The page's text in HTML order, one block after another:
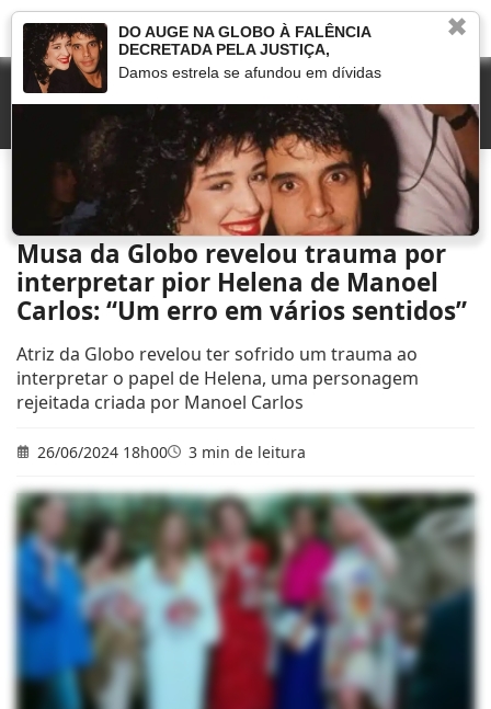
»
Musa da Globo revelou trauma por interpretar pior Helena de
Manoel Carlos: “Um erro em vários sentidos”
Musa da Globo revelou trauma por
interpretar pior Helena de Manoel
Carlos: “Um erro em vários sentidos”
Atriz da Globo revelou ter sofrido um trauma ao
interpretar o papel de Helena, uma personagem
rejeitada criada por Manoel Carlos
26/06/2024 18h00 3 min de leitura
✖
DO AUGE NA GLOBO À FALÊNCIA
DECRETADA PELA JUSTIÇA,
Damos estrela se afundou em dívidas